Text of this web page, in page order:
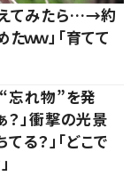
てみたら…→約
ｗｗ」「育てて
忘れ物”を発
」衝撃の光景
てる？」「どこで